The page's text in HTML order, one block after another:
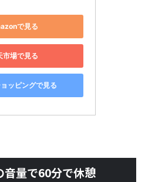
で見る
市場で見る
ッピングで見る
音量で60分で休憩